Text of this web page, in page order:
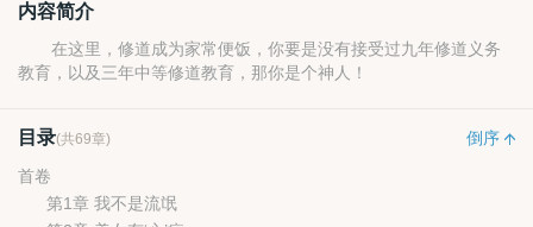
内容简介
在这里，修道成为家常便饭，你要是没有接受过九年修道义务
教育，以及三年中等修道教育，那你是个神人！
目录(共69章)
倒序
首卷
第1章 我不是流氓